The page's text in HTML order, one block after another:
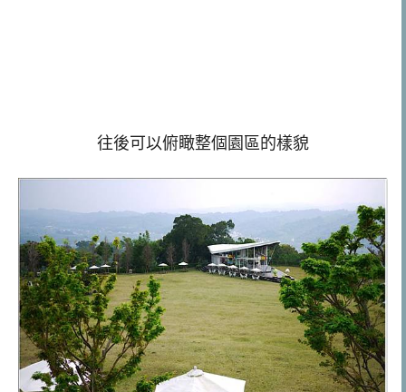
往後可以俯瞰整個園區的樣貌